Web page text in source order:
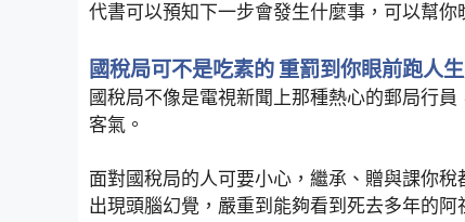
代書可以預知下一步會發生什麼事，可以幫你
國稅局可不是吃素的 重罰到你眼前跑人
國稅局不像是電視新聞上那種熱心的郵局行
客氣。
面對國稅局的人可要小心，繼承、贈與課你
出現頭腦幻覺，嚴重到能夠看到死去多年的